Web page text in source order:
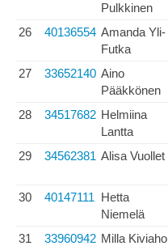
Pulkkinen
26 40136554 Amanda Yli-
Futka
27 33652140 Aino
Pääkkönen
28 34517682 Helmiina
Lantta
29 34562381 Alisa Vuollet
30 40147111 Hetta
Niemelä
31 33960942 Milla Kiviaho